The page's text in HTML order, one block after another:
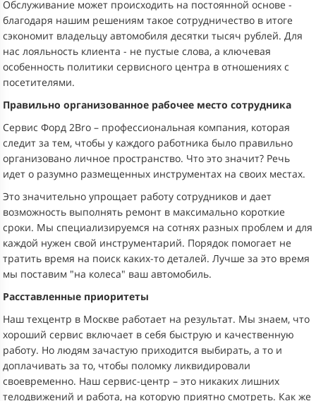
Обслуживание может происходить на постоянной основе -
благодаря нашим решениям такое сотрудничество в итоге
сэкономит владельцу автомобиля десятки тысяч рублей. Для
нас лояльность клиента - не пустые слова, а ключевая
особенность политики сервисного центра в отношениях с
посетителями.
Правильно организованное рабочее место сотрудника
Сервис Форд 2Bro – профессиональная компания, которая
следит за тем, чтобы у каждого работника было правильно
организовано личное пространство. Что это значит? Речь
идет о разумно размещенных инструментах на своих местах.
Это значительно упрощает работу сотрудников и дает
возможность выполнять ремонт в максимально короткие
сроки. Мы специализируемся на сотнях разных проблем и для
каждой нужен свой инструментарий. Порядок помогает не
тратить время на поиск каких-то деталей. Лучше за это время
мы поставим "на колеса" ваш автомобиль.
Расставленные приоритеты
Наш техцентр в Москве работает на результат. Мы знаем, что
хороший сервис включает в себя быструю и качественную
работу. Но людям зачастую приходится выбирать, а то и
доплачивать за то, чтобы поломку ликвидировали
своевременно. Наш сервис-центр – это никаких лишних
телодвижений и работа, на которую приятно смотреть. Как же